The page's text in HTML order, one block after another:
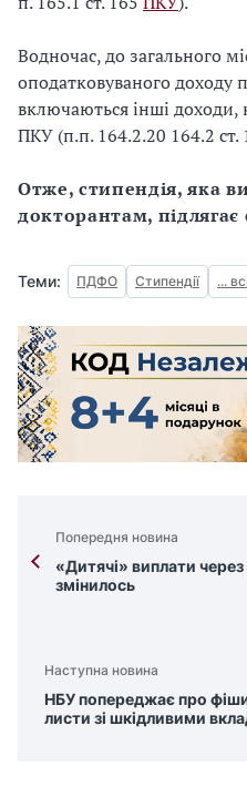
Водночас, до загального
оподатковуваного
включаються інші доходи,
ПКУ (п.п. 164.2.20 164.2
Отже, стипендія, яка
докторантам,
Теми: ПДФО Стипендії ...
Попередня новина
«Дитячі» виплати
змінилось
Наступна новина
НБУ попереджає про
листи зі шкідливими